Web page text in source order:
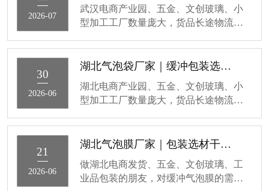
异，直观感受很难分辨，也是价格差
物流破损成本。气泡袋依靠内部密闭气
泡层实现防震、抗压、防潮防护，核心
原料分为全新 LDPE 原生料与再生回收
泡袋透明度高、无刺鼻异味，薄膜韧性
强，抗穿刺性能高出再
2026-07
武汉电商产业园、五金、文创玻璃、小
型加工工厂数量庞大，货品长途物流、
上武汉气泡膜品质参差不齐，选错易出
现货品破损、受潮损耗，今天拆解材质
物流破损成本。气泡膜依靠内部密闭气
泡层实现防震、抗压、防潮防护，核心
原料分为全新 LDPE 原生料与再生回收
泡膜透明度高、无刺鼻异味，薄膜韧性
强，抗穿刺性能高出再
30
2026-06
湖北气泡袋厂家｜缓冲包装选材全攻略，电商工厂通用
湖北电商产业园、五金、文创玻璃、小
型加工工厂数量庞大，货品长途物流、
上气泡袋品质参差不齐，选错易出现货
品破损、受潮损耗，今天结合省内产业
材质区分、适配场景，降低物流破损成
本。气泡袋依靠内部密闭气泡层实现防
21
2026-06
湖北气泡膜厂家｜包装选材干货，电商工厂通用指南
做湖北电商发货、五金、文创玻璃、工
业品包装的朋友，对缓冲气泡膜的需求